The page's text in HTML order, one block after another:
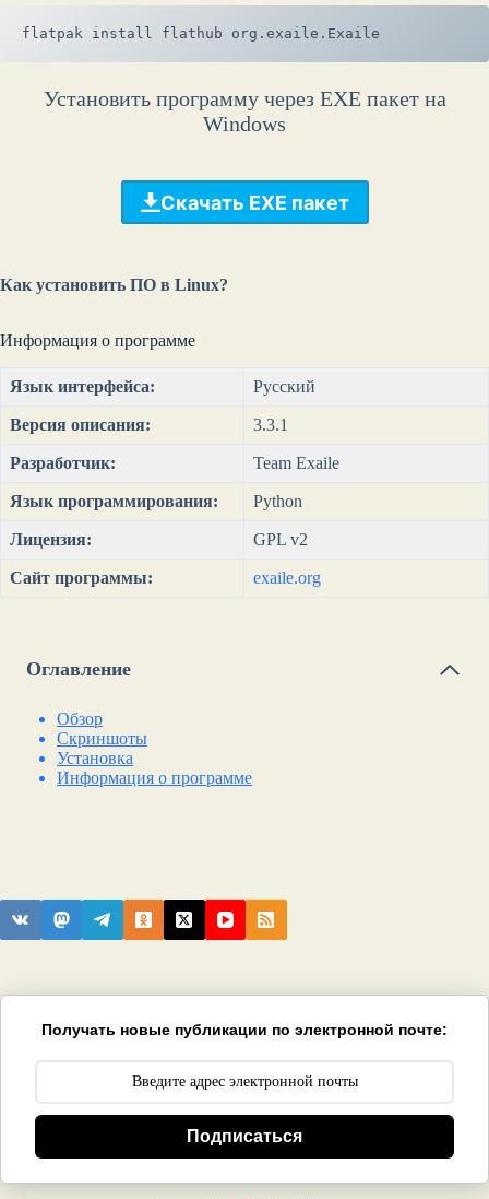
flatpak install flathub org.exaile.Exaile
Установить программу через EXE пакет на
Windows
Скачать EXE пакет
Как установить ПО в Linux?
Информация о программе
Язык интерфейса: Русский
Версия описания: 3.3.1
Разработчик: Team Exaile
Язык программирования: Python
Лицензия: GPL v2
Сайт программы: exaile.org
Оглавление
Обзор
Скриншоты
Установка
Информация о программе
Получать новые публикации по электронной почте:
Подписаться